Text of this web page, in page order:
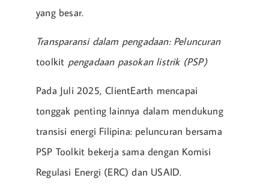
yang besar.
Transparansi dalam pengadaan: Peluncuran
toolkit pengadaan pasokan listrik (PSP)
Pada Juli 2025, ClientEarth mencapai
tonggak penting lainnya dalam mendukung
transisi energi Filipina: peluncuran bersama
PSP Toolkit bekerja sama dengan Komisi
Regulasi Energi (ERC) dan USAID.